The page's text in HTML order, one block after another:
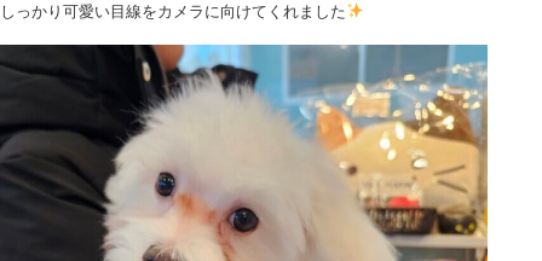
しっかり可愛い目線をカメラに向けてくれました